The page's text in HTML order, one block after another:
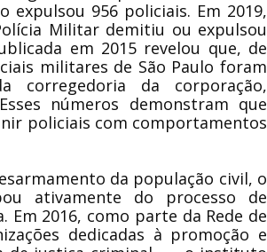
expulsou 956 policiais. Em 2019,
Militar demitiu ou expulsou
em 2015 revelou que, de
militares de São Paulo foram
corregedoria da corporação,
números demonstram que
policiais com comportamentos
da população civil, o
ativamente do processo de
Em 2016, como parte da Rede de
dedicadas à promoção e